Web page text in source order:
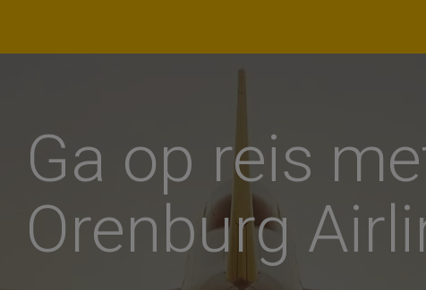
Ga op reis
Orenburg
Vertrek - Terug